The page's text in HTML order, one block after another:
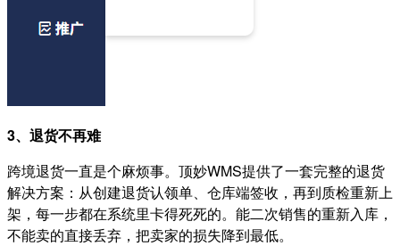
3、退货不再难
跨境退货一直是个麻烦事。顶妙WMS提供了一套完整的退货
解决方案：从创建退货认领单、仓库端签收，再到质检重新上
架，每一步都在系统里卡得死死的。 能二次销售的重新入库，
不能卖的直接丢弃，把卖家的损失降到最低。